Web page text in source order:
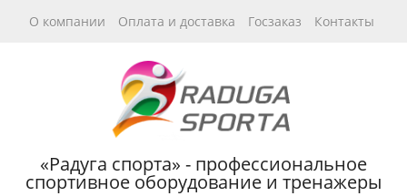
О компании Оплата и доставка Госзаказ Контакты
«Радуга спорта» - профессиональное
спортивное оборудование и тренажеры